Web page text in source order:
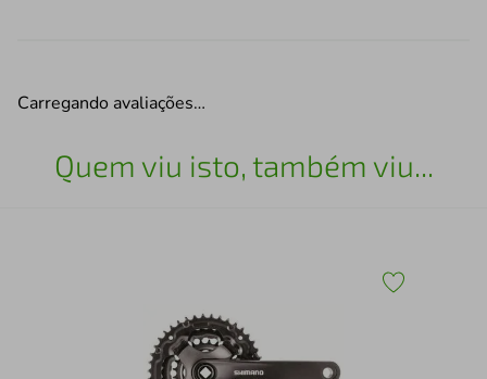
Carregando avaliações…
Quem viu isto, também viu...